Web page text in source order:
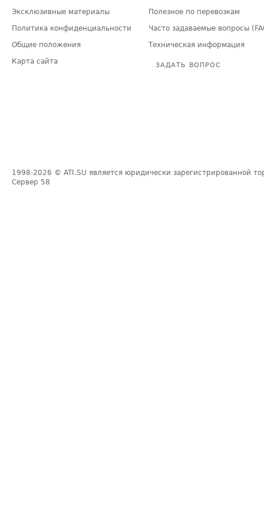
Эксклюзивные материалы
Политика конфиденциальности
Общие положения
Карта сайта
Полезное по перевозкам
Часто задаваемые вопросы
Техническая информация
ЗАДАТЬ ВОПРОС
1998-2026 © ATI.SU является юридически зарегистрированной
Сервер 58